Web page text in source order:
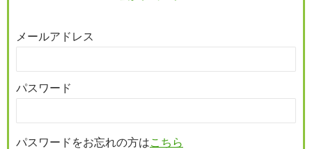
メールアドレス
パスワード
パスワードをお忘れの方はこちら